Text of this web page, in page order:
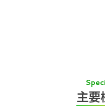
主要